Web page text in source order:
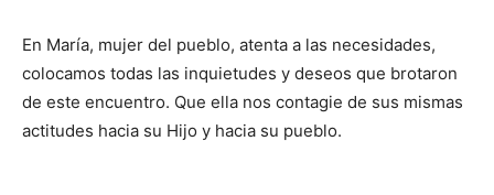
En María, mujer del pueblo, atenta a las necesidades,
colocamos todas las inquietudes y deseos que brotaron
de este encuentro. Que ella nos contagie de sus mismas
actitu­des hacia su Hijo y hacia su pueblo.